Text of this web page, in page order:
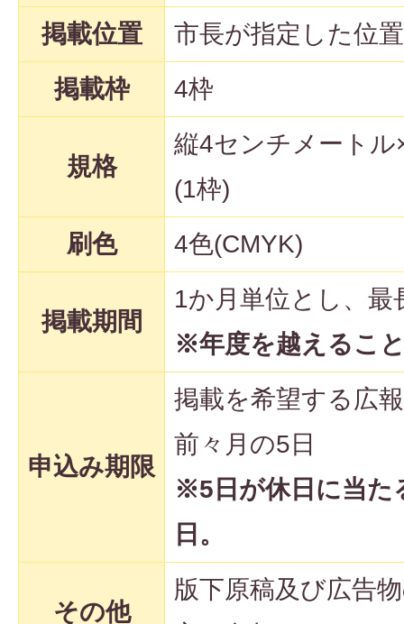
掲載位置
市長が指定した位置
掲載枠
4枠
規格
縦4センチメート
(1枠)
刷色
4色(CMYK)
掲載期間
1か月単位とし、最
※年度を越えるこ
申込み期限
掲載を希望する広
前々月の5日
※5日が休日に当た
日。
その他
版下原稿及び広告